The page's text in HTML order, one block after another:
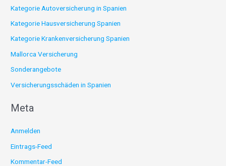
Kategorie Autoversicherung in Spanien
Kategorie Hausversicherung Spanien
Kategorie Krankenversicherung Spanien
Mallorca Versicherung
Sonderangebote
Versicherungsschäden in Spanien
Meta
Anmelden
Eintrags-Feed
Kommentar-Feed